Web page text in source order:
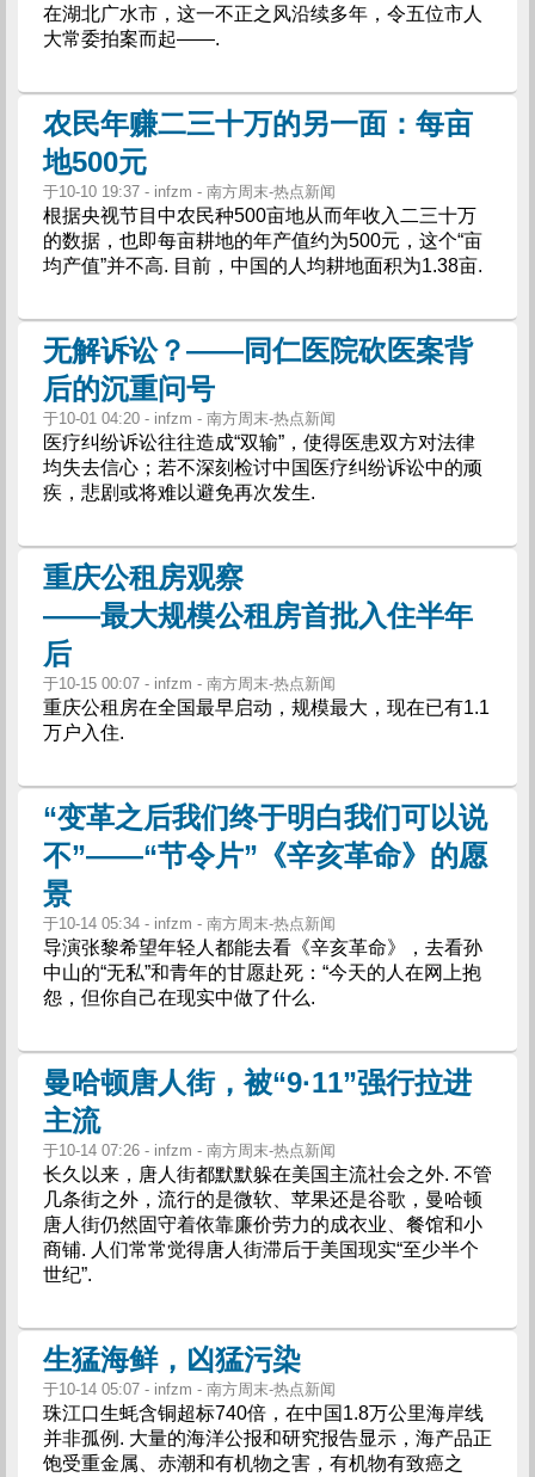
在湖北广水市，这一不正之风沿续多年，令五位市人
大常委拍案而起——.
农民年赚二三十万的另一面：每亩
地500元
于10-10 19:37 - infzm - 南方周末-热点新闻
根据央视节目中农民种500亩地从而年收入二三十万
的数据，也即每亩耕地的年产值约为500元，这个“亩
均产值”并不高. 目前，中国的人均耕地面积为1.38亩.
无解诉讼？——同仁医院砍医案背
后的沉重问号
于10-01 04:20 - infzm - 南方周末-热点新闻
医疗纠纷诉讼往往造成“双输”，使得医患双方对法律
均失去信心；若不深刻检讨中国医疗纠纷诉讼中的顽
疾，悲剧或将难以避免再次发生.
重庆公租房观察
——最大规模公租房首批入住半年
后
于10-15 00:07 - infzm - 南方周末-热点新闻
重庆公租房在全国最早启动，规模最大，现在已有1.1
万户入住.
“变革之后我们终于明白我们可以说
不”——“节令片”《辛亥革命》的愿
景
于10-14 05:34 - infzm - 南方周末-热点新闻
导演张黎希望年轻人都能去看《辛亥革命》，去看孙
中山的“无私”和青年的甘愿赴死：“今天的人在网上抱
怨，但你自己在现实中做了什么.
曼哈顿唐人街，被“9·11”强行拉进
主流
于10-14 07:26 - infzm - 南方周末-热点新闻
长久以来，唐人街都默默躲在美国主流社会之外. 不管
几条街之外，流行的是微软、苹果还是谷歌，曼哈顿
唐人街仍然固守着依靠廉价劳力的成衣业、餐馆和小
商铺. 人们常常觉得唐人街滞后于美国现实“至少半个
世纪”.
生猛海鲜，凶猛污染
于10-14 05:07 - infzm - 南方周末-热点新闻
珠江口生蚝含铜超标740倍，在中国1.8万公里海岸线
并非孤例. 大量的海洋公报和研究报告显示，海产品正
饱受重金属、赤潮和有机物之害，有机物有致癌之